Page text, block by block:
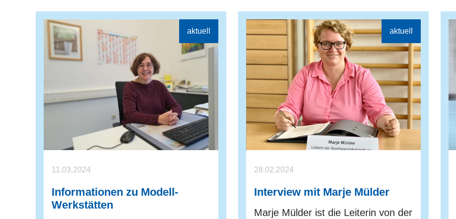
11.03.2024
Informationen zu Modell-
Werkstätten
28.02.2024
Interview mit Marje Mülder
Marje Mülder ist die Leiterin von der